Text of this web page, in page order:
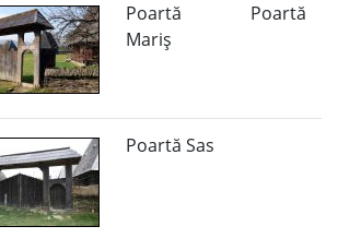
Poartă
Mariş
Poartă
Poartă Sas